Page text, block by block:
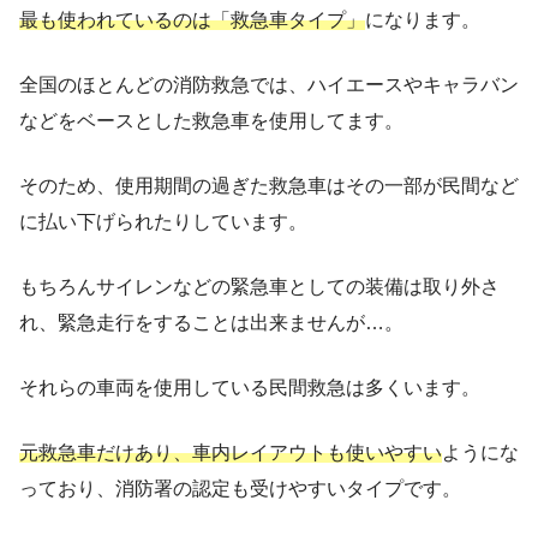
最も使われているのは「救急車タイプ」になります。
全国のほとんどの消防救急では、ハイエースやキャラバン
などをベースとした救急車を使用してます。
そのため、使用期間の過ぎた救急車はその一部が民間など
に払い下げられたりしています。
もちろんサイレンなどの緊急車としての装備は取り外さ
れ、緊急走行をすることは出来ませんが…。
それらの車両を使用している民間救急は多くいます。
元救急車だけあり、車内レイアウトも使いやすいようにな
っており、消防署の認定も受けやすいタイプです。